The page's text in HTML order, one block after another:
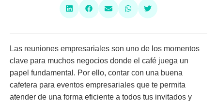
Las reuniones empresariales son uno de los momentos
clave para muchos negocios donde el café juega un
papel fundamental. Por ello, contar con una buena
cafetera para eventos empresariales que te permita
atender de una forma eficiente a todos tus invitados y